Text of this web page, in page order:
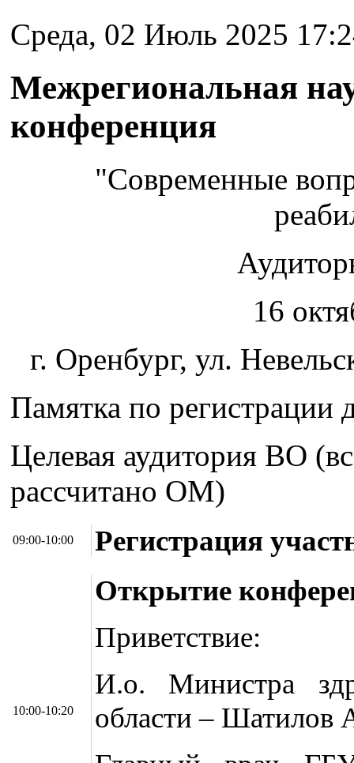
Среда, 02 Июль 2025
Межрегиональная
конференция
"Современные
16
г. Оренбург, ул.
Памятка по регистрации
Целевая аудитория ВО
рассчитано ОМ)
09:00-10:00 Регистрация
10:00-10:20
Открытие
Приветствие:
И.о. Министра
области – Шатилов